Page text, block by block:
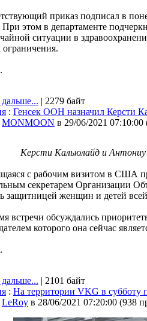
приказ подписал в
этом в департаменте
ситуации в
ограничения.
| 2279 байт
: Генсек ООН назначил Керсти
MONMOON в 29/06/2021 07:10:00
Керсти Кальюлайд и
с рабочим визитом в США
секретарем Организации
защитницей женщин и детей
встречи обсуждались
которого она сейчас
| 2101 байт
: На территории VKG в субботу
LeRoy в 28/06/2021 07:20:00 (938